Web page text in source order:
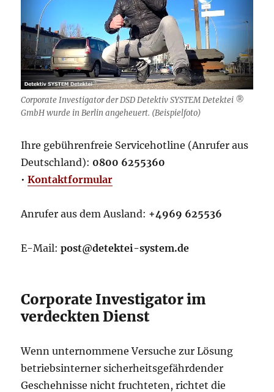
Corporate Investigator der DSD Detektiv SYSTEM Detektei ®
GmbH wurde in Berlin angeheuert. (Beispielfoto)
Ihre gebührenfreie Servicehotline (Anrufer aus
Deutschland): 0800 6255360
•Kontaktformular
Anrufer aus dem Ausland: +4969 625536
E-Mail:post@detektei-system.de
Corporate Investigator im
verdeckten Dienst
Wenn unternommene Versuche zur Lösung
betriebsinterner sicherheitsgefährdender
Geschehnisse nicht fruchteten, richtet die